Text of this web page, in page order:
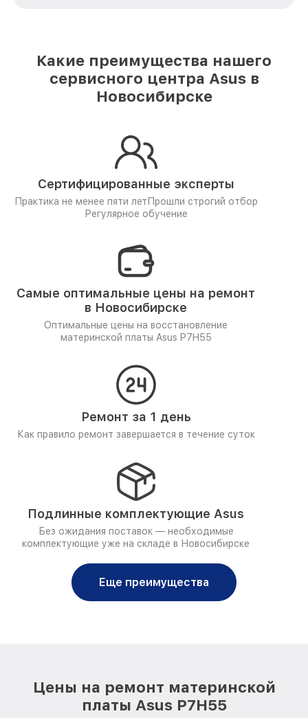
Какие преимущества нашего
сервисного центра Asus в
Новосибирске
Сертифицированные эксперты
Практика не менее пяти лет Прошли строгий отбор
Регулярное обучение
Самые оптимальные цены на ремонт
в Новосибирске
Оптимальные цены на восстановление
материнской платы Asus P7H55
Ремонт за 1 день
Как правило ремонт завершается в течение суток
Подлинные комплектующие Asus
Без ожидания поставок — необходимые
комплектующие уже на складе в Новосибирске
Еще преимущества
Цены на ремонт материнской
платы Asus P7H55